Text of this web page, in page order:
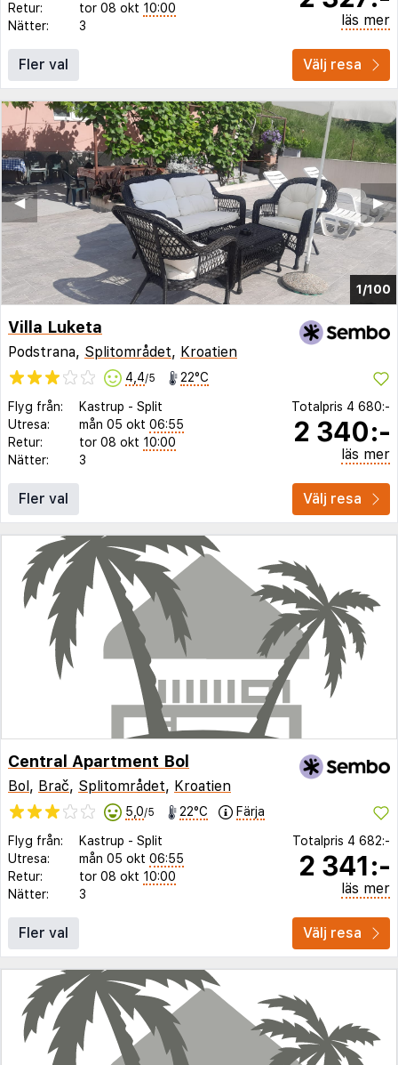
Retur: tor 08 okt 10:00
Nätter:
3 läs mer
Fler val Välj resa
1/100
▶︎
◀︎
Villa Luketa
Podstrana, Splitområdet, Kroatien
4,4/5 22°C
Flyg från: Kastrup - Split
Utresa:
mån 05 okt 06:55
Retur:
tor 08 okt 10:00
Nätter:
3
Totalpris 4 680:-
2 340:-
läs mer
Fler val Välj resa
Central Apartment Bol
Bol, Brač, Splitområdet, Kroatien
5,0/5 22°C Färja
Flyg från: Kastrup - Split
Utresa:
mån 05 okt 06:55
Retur:
tor 08 okt 10:00
Nätter:
3
Totalpris 4 682:-
2 341:-
läs mer
Fler val Välj resa